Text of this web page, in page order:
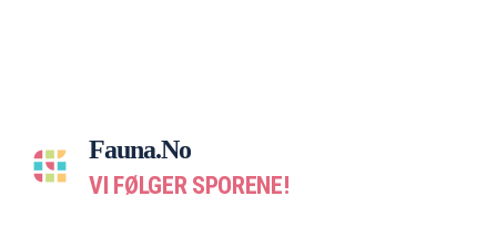
Fauna.no
VI FØLGER SPORENE!